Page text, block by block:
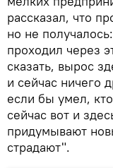
рассказал, что
но не
проходил через
сказать, вырос
и сейчас ничего
если бы умел,
сейчас вот и
придумывают
страдают".